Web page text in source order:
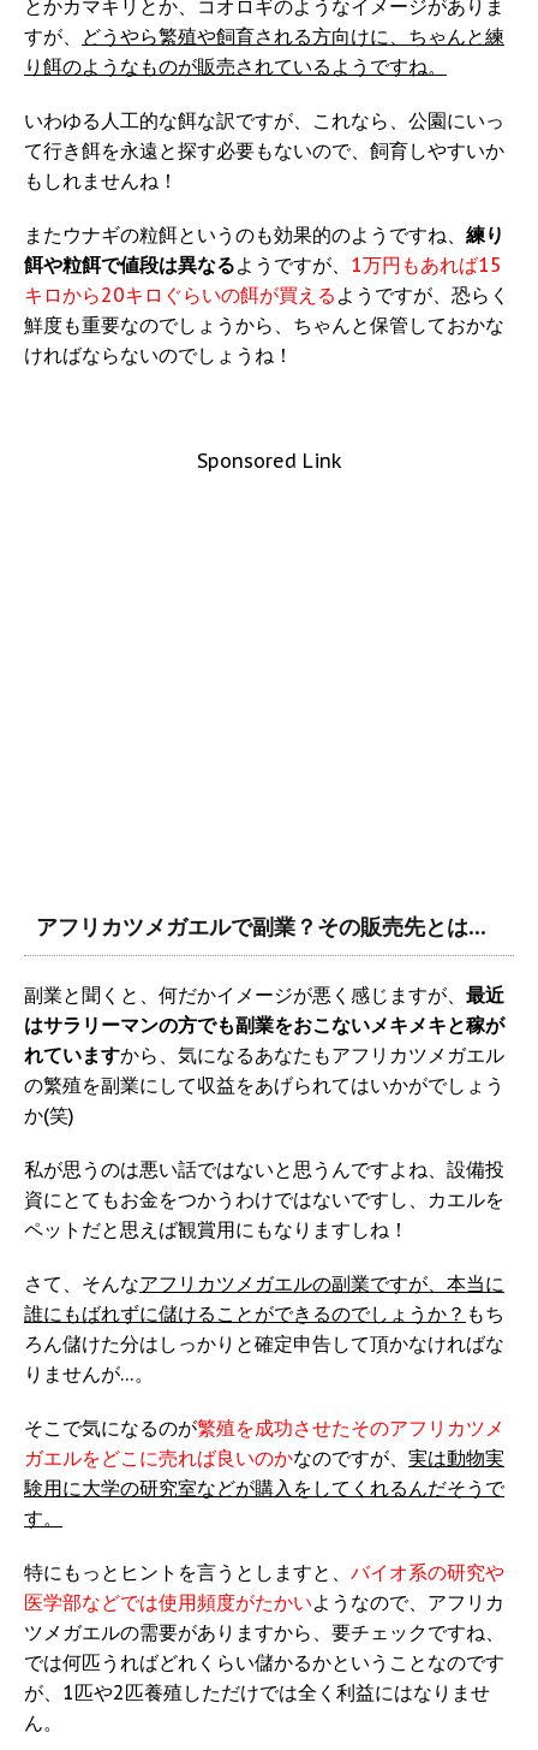
とかカマキリとか、コオロギのようなイメージがありま
すが、 どうやら繁殖や飼育される方向けに、ちゃんと練
り餌のようなものが販売されているようですね。
いわゆる人工的な餌な訳ですが、これなら、公園にいっ
て行き餌を永遠と探す必要もないので、飼育しやすいか
もしれませんね！
またウナギの粒餌というのも効果的のようですね、 練り
餌や粒餌で値段は異なるようですが、 1万円もあれば15
キロから20キロぐらいの餌が買える ようですが、恐らく
鮮度も重要なのでしょうから、ちゃんと保管しておかな
ければならないのでしょうね！
Sponsored Link
アフリカツメガエルで副業？その販売先とは…
副業と聞くと、何だかイメージが悪く感じますが、 最近
はサラリーマンの方でも副業をおこないメキメキと稼が
れていますから、気になるあなたもアフリカツメガエル
の繁殖を副業にして収益をあげられてはいかがでしょう
か(笑)
私が思うのは悪い話ではないと思うんですよね、設備投
資にとてもお金をつかうわけではないですし、カエルを
ペットだと思えば観賞用にもなりますしね！
さて、そんなアフリカツメガエルの副業ですが、本当に
誰にもばれずに儲けることができるのでしょうか？ もち
ろん儲けた分はしっかりと確定申告して頂かなければな
りませんが…。
そこで気になるのが繁殖を成功させたそのアフリカツメ
ガエルをどこに売れば良いのかなのですが、 実は動物実
験用に大学の研究室などが購入をしてくれるんだそうで
す。
特にもっとヒントを言うとしますと、 バイオ系の研究や
医学部などでは使用頻度がたかいようなので、アフリカ
ツメガエルの需要がありますから、要チェックですね、
では何匹うればどれくらい儲かるかということなのです
が、1匹や2匹養殖しただけでは全く利益にはなりませ
ん。